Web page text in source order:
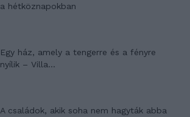
a hétköznapokban
Egy ház, amely a tengerre és a fényre
nyílik – Villa...
A családok, akik soha nem hagyták abba